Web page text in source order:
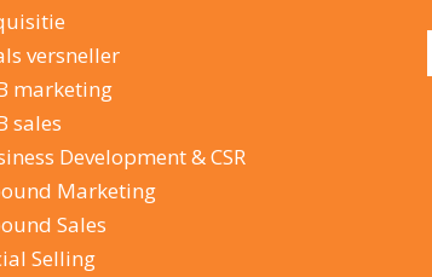
versneller
marketing
sales
Development & CSR
Marketing
Sales
Selling